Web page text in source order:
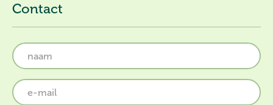
Contact